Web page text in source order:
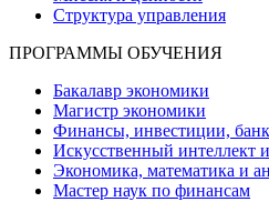
Структура управления
ПРОГРАММЫ ОБУЧЕНИЯ
Бакалавр экономики
Магистр экономики
Финансы, инвестиции,
Искусственный интеллект
Экономика, математика и
Мастер наук по финансам